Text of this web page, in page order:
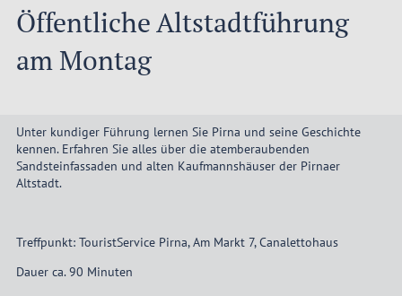
Öffentliche Altstadtführung
am Montag
Unter kundiger Führung lernen Sie Pirna und seine Geschichte
kennen. Erfahren Sie alles über die atemberaubenden
Sandsteinfassaden und alten Kaufmannshäuser der Pirnaer
Altstadt.
Treffpunkt: TouristService Pirna, Am Markt 7, Canalettohaus
Dauer ca. 90 Minuten